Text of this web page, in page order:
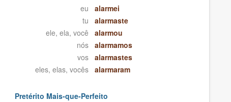
eu
alarmei
tu
alarmaste
ele, ela, você
alarmou
nós
alarmamos
vos
alarmastes
eles, elas, vocês
alarmaram
Pretérito Mais-que-Perfeito